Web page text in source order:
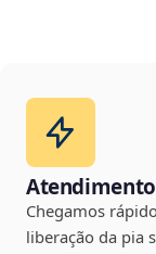
Chegamos
liberação da pia